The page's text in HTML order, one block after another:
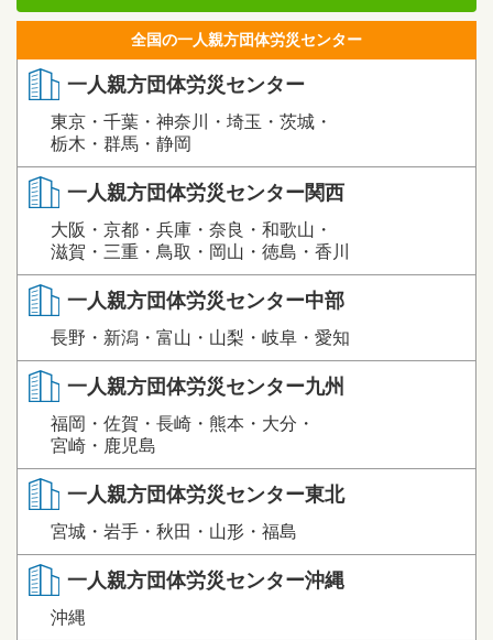
全国の一人親方団体労災センター
一人親方団体労災センター
東京・千葉・神奈川・埼玉・茨城・
栃木・群馬・静岡
一人親方団体労災センター関西
大阪・京都・兵庫・奈良・和歌山・
滋賀・三重・鳥取・岡山・徳島・香川
一人親方団体労災センター中部
長野・新潟・富山・山梨・岐阜・愛知
一人親方団体労災センター九州
福岡・佐賀・長崎・熊本・大分・
宮崎・鹿児島
一人親方団体労災センター東北
宮城・岩手・秋田・山形・福島
一人親方団体労災センター沖縄
沖縄